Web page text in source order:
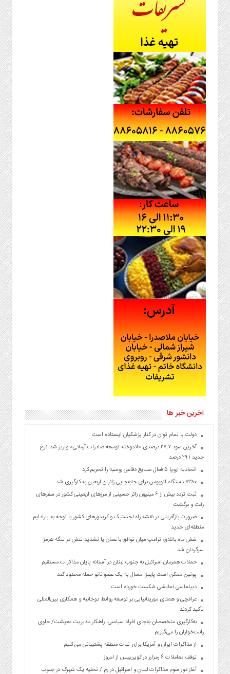
آخرین خبر ها
دولت با تمام توان در کنار پزشکیان ایستاده است
آخرین سود ۲۷.۷ درصدی «اندوخته توسعه صادرات آرمانی» واریز شد؛ نرخ
جدید ۲۹.۱ درصد
اتحادیه اروپا ۵ فعال صنایع دفاعی روسیه را تحریم کرد
۷۳۸۰ دستگاه اتوبوس برای جابه‌جایی زائران اربعین به‌ کارگیری شد
ثبت تردد بیش از ۶ میلیون زائر حسینی از مرزهای اربعینی کشور در سفرهای
رفت و برگشت
ضرورت بازآفرینی در نقشه راه لجستیک و کریدورهای کشور با توجه به پارادایم
منطقه‌ای جدید
شش ماه باتلاق؛ ترامپ میان توافق با عمان یا تشدید تنش در تنگه هرمز
سرگردان شد
حملات همزمان اسرائیل به جنوب لبنان در آستانه پایان مذاکرات مستقیم
پوتین ممکن است پاییز امسال به یک عضو ناتو حمله محدود کند
دیپلماسی نمایشی شکست خورده است
عراقچی و همتای موریتانیایی بر توسعه روابط دوجانبه و همکاری بین‌المللی
تأکید کردند
به‌کارگیری متخصصان به‌جای افراد سیاسی، راهکار مدیریت معیشت/ جلوی
رانت‌خواران را می‌گیریم
از مذاکرات ایران و آمریکا برای ثبات منطقه پشتیبانی می کنیم
توقف معاملات ۶ رمزارز در کوین‌بیس از امروز
آغاز دور سوم مذاکرات لبنان و اسرائیل در رم / تخلیه یک شهرک در جنوب